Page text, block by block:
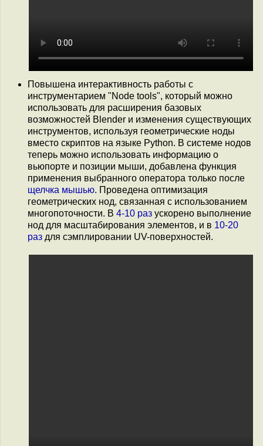
Повышена интерактивность работы с
инструментарием "Node tools", который можно
использовать для расширения базовых
возможностей Blender и изменения существующих
инструментов, используя геометрические ноды
вместо скриптов на языке Python. В системе нодов
теперь можно использовать информацию о
вьюпорте и позиции мыши, добавлена функция
применения выбранного оператора только после
щелчка мышью. Проведена оптимизация
геометрических нод, связанная с использованием
многопоточности. В 4-10 раз ускорено выполнение
нод для масштабирования элементов, и в 10-20
раз для сэмплировании UV-поверхностей.